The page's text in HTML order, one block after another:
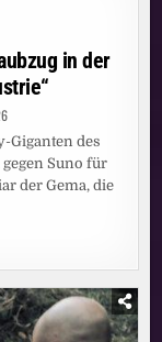
in der
Giganten des
Suno für
der Gema, die